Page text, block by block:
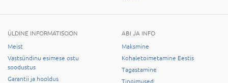
ÜLDINE INFORMATISOON
Meist
Vastsündinu esimese ostu
soodustus
Garantii ja hooldus
ABI JA INFO
Maksmine
Kohaletoimetamine Eestis
Tagastamine
Tingimused